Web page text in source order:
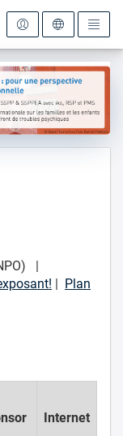
|
| Plan
Internet